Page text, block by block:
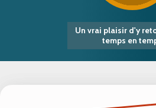
Un vrai plaisir d'y
temps en